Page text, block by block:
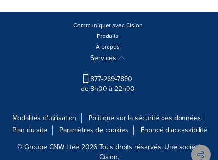
Communiquer avec Cision
Produits
À propos
Services
877-269-7890
de 8h00 à 22h00
Modalités d'utilisation
Politique sur la sécurité des données
Plan du site
Paramètres de cookies
Énoncé d'accessibilité
© Groupe CNW Ltée 2026 Tous droits réservés. Une société
Cision.